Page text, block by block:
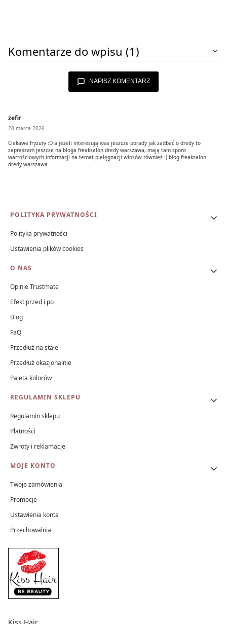
Komentarze do wpisu (1)
NAPISZ KOMENTARZ
zefir
28 marca 2026
Ciekawe fryzury :D a jeżeli interesują was jeszcze porady jak zadbać o dredy to
zapraszam jeszcze na bloga freaksalon dredy warszawa, mają tam sporo
wartościowych informacji na temat pielęgnacji włosów również :) blog freaksalon
dredy warszawa
Linki w stopce
POLITYKA PRYWATNOŚCI
Polityka prywatności
Ustawienia plików cookies
O NAS
Opinie Trustmate
Efekt przed i po
Blog
FaQ
Przedłuż na stałe
Przedłuż okazjonalnie
Paleta kolorów
REGULAMIN SKLEPU
Regulamin sklepu
Płatności
Zwroty i reklamacje
MOJE KONTO
Twoje zamówienia
Promocje
Ustawienia konta
Przechowalnia